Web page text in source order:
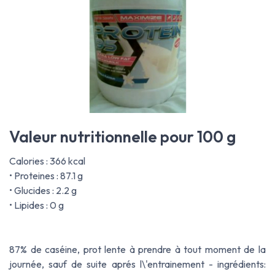
Valeur nutritionnelle pour 100 g
Calories : 366 kcal
• Proteines : 87.1 g
• Glucides : 2.2 g
• Lipides : 0 g
87% de caséine, prot lente à prendre à tout moment de la
journée, sauf de suite aprés l\'entrainement - ingrédients: